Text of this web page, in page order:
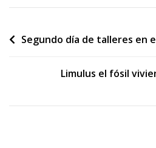
o
k
p
p
g
er
Segundo día de talleres en el
Limulus el fósil